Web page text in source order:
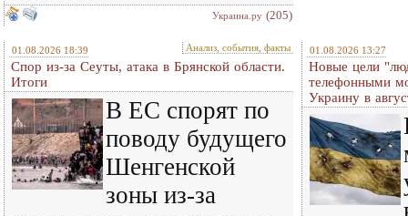
Украина.ру (205)
01.08.2026 18:39 Анализ, события, факты
Спор из-за Сеуты, атака в Брянской области.
Итоги
В ЕС спорят по
поводу будущего
Шенгенской
зоны из-за
01.08.2026 13:27
Новые цели
телефонными
Украину в